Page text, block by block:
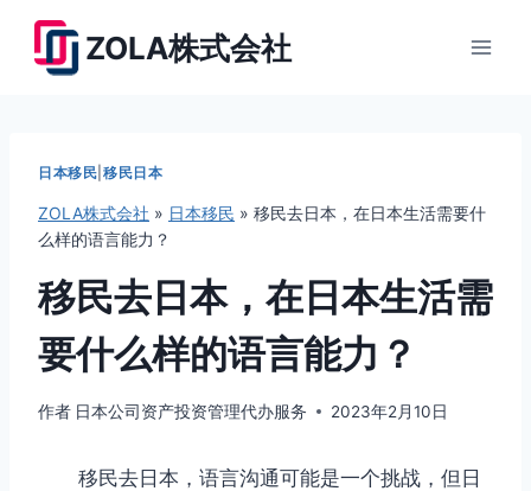
ZOLA株式会社
日本移民 移民日本
ZOLA株式会社 » 日本移民 » 移民去日本，在日本生活需要什
么样的语言能力？
移民去日本，在日本生活需
要什么样的语言能力？
作者 日本公司资产投资管理代办服务 2023年2月10日
移民去日本，语言沟通可能是一个挑战，但日